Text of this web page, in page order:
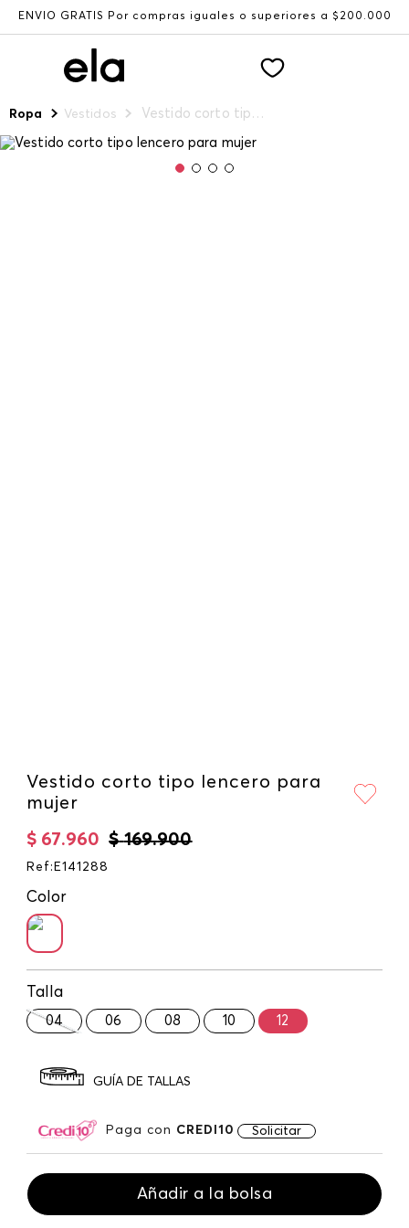
ENVÍO GRATIS Por compras iguales o superiores a $200.000
Ropa Vestidos Vestido corto tipo lencero para mujer
Vestido corto tipo lencero para
mujer
$ 169.900
$ 67.960
Ref : E141288
Color
Talla
04 06 08 10 12
GUÍA DE TALLAS
Paga con CREDI10 Solicitar
Añadir a la bolsa